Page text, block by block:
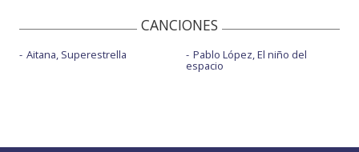
CANCIONES
Aitana, Superestrella Pablo López, El niño del
espacio